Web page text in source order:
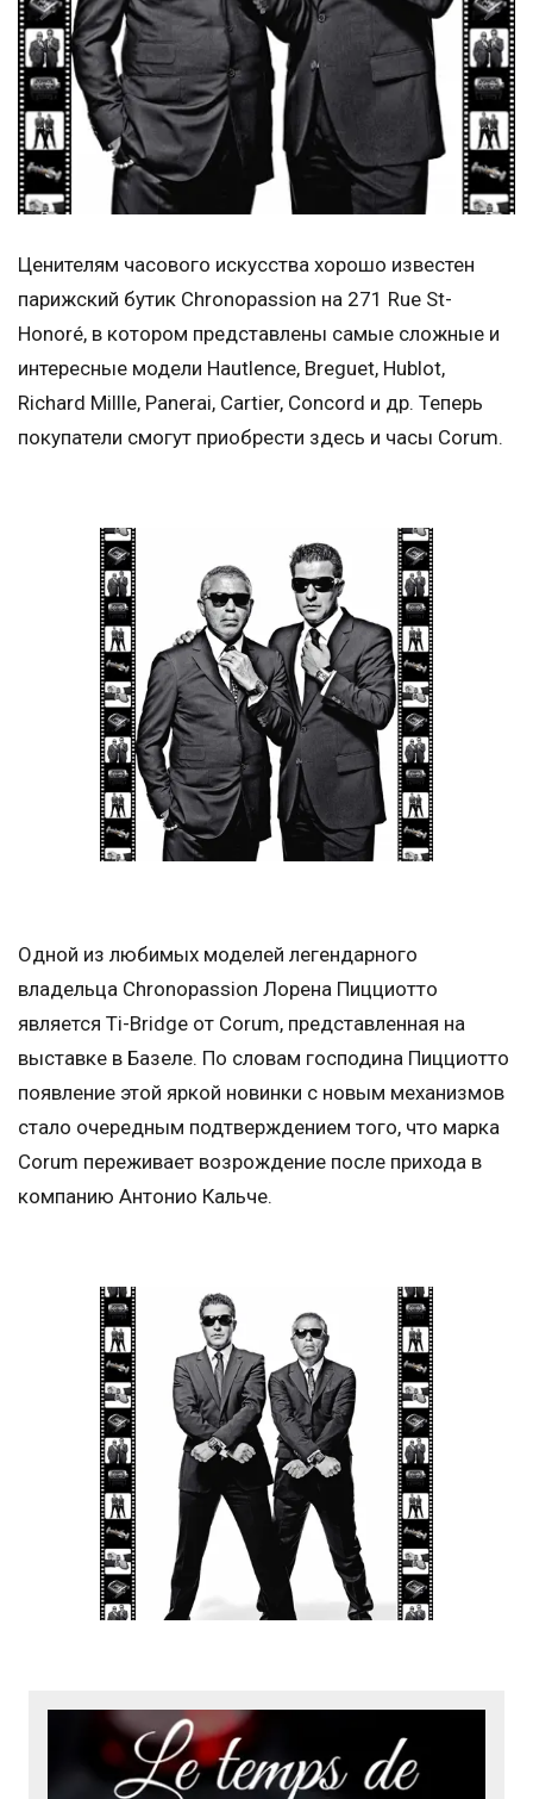
Ценителям часового искусства хорошо известен
парижский бутик Chronopassion на 271 Rue St-
Honoré, в котором представлены самые сложные и
интересные модели Hautlence, Breguet, Hublot,
Richard Millle, Panerai, Cartier, Concord и др. Теперь
покупатели смогут приобрести здесь и часы Corum.
Одной из любимых моделей легендарного
владельца Chronopassion Лорена Пицциотто
является Ti-Bridge от Corum, представленная на
выставке в Базеле. По словам господина Пицциотто
появление этой яркой новинки с новым механизмов
стало очередным подтверждением того, что марка
Corum переживает возрождение после прихода в
компанию Антонио Кальче.